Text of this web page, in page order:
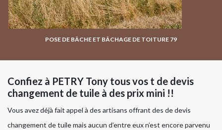
POSE DE BÂCHE ET BÂCHAGE DE TOITURE 79
Confiez à PETRY Tony tous vos t de devis
changement de tuile à des prix mini !!
Vous avez déjà fait appel à des artisans offrant des de devis
changement de tuile mais aucun d’entre eux n’est encore parvenu